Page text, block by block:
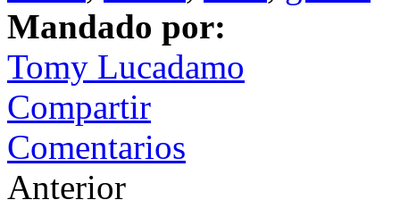
Mandado por:
Tomy Lucadamo
Compartir
Comentarios
Anterior